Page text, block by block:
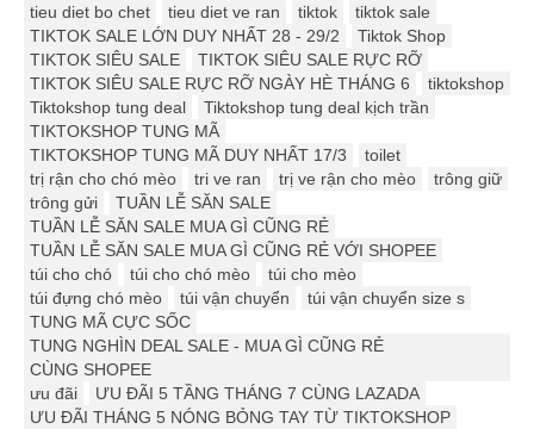
tieu diet bo chet
tieu diet ve ran tiktok
tiktok sale
TIKTOK SALE LỚN DUY NHẤT 28 - 29/2
Tiktok Shop
TIKTOK SIÊU SALE
TIKTOK SIÊU SALE RỰC RỠ
TIKTOK SIÊU SALE RỰC RỠ NGÀY HÈ THÁNG 6
tiktokshop
Tiktokshop tung deal
Tiktokshop tung deal kịch trần
TIKTOKSHOP TUNG MÃ
TIKTOKSHOP TUNG MÃ DUY NHẤT 17/3
toilet
trị rận cho chó mèo
tri ve ran trị ve rận cho mèo
trông giữ
trông gửi
TUẦN LỄ SĂN SALE
TUẦN LỄ SĂN SALE MUA GÌ CŨNG RẺ
TUẦN LỄ SĂN SALE MUA GÌ CŨNG RẺ VỚI SHOPEE
túi cho chó
túi cho chó mèo
túi cho mèo
túi đựng chó mèo
túi vận chuyển
túi vận chuyển size s
TUNG MÃ CỰC SỐC
TUNG NGHÌN DEAL SALE - MUA GÌ CŨNG RẺ
CÙNG SHOPEE
ưu đãi
ƯU ĐÃI 5 TẦNG THÁNG 7 CÙNG LAZADA
ƯU ĐÃI THÁNG 5 NÓNG BỎNG TAY TỪ TIKTOKSHOP